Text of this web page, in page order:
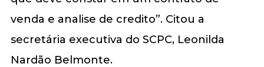
venda e analise de credito”. Citou a
secretária executiva do SCPC, Leonilda
Nardão Belmonte.